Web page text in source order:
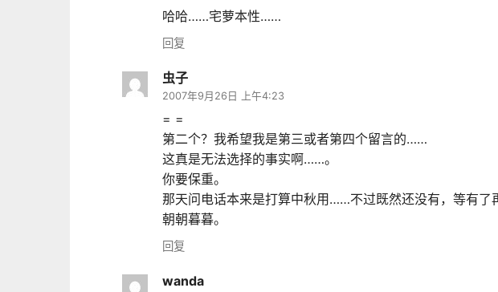
哈哈……宅萝本性……
回复
虫子
2007年9月26日 上午4:23
= =
第二个？我希望我是第三或者第四个留言的……
这真是无法选择的事实啊……。
你要保重。
那天问电话本来是打算中秋用……不过既然还没有，等有了
朝朝暮暮。
回复
wanda